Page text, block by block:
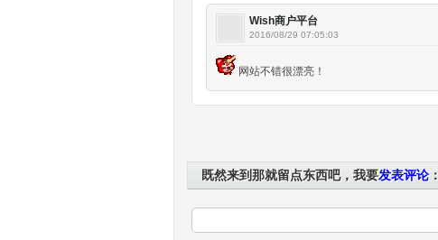
Wish商户平台
2016/08/29 07:05:03
网站不错很漂亮！
既然来到那就留点东西吧，我要发表评论：